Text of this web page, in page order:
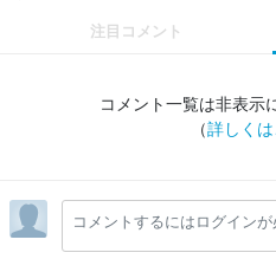
注目コメント
コメント一覧は非表示
（詳しく
コメントするにはログインが